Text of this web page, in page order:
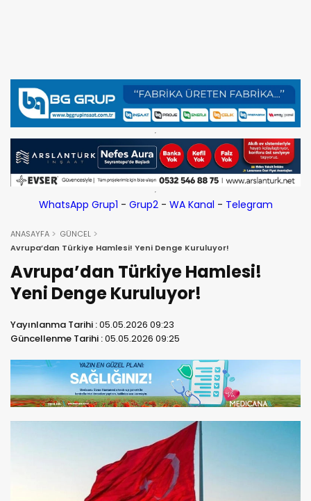
WhatsApp Grup1 - Grup2- WA Kanal - Telegram
ANASAYFA
GÜNCEL
Avrupa’dan Türkiye Hamlesi! Yeni Denge Kuruluyor!
Avrupa’dan Türkiye Hamlesi!
Yeni Denge Kuruluyor!
Yayınlanma Tarihi :05.05.2026 09:23
Güncellenme Tarihi :05.05.2026 09:25